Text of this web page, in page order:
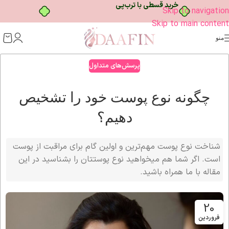
خرید قسطی با ترب‌پیSkip to navigation
Skip to main content
منو
پرسش‌های متداول
چگونه نوع پوست خود را تشخیص
دهیم؟
شناخت نوع پوست مهم‌ترین و اولین گام برای مراقبت از پوست
است. اگر شما هم میخواهید نوع پوستتان را بشناسید در این
مقاله با ما همراه باشید.
20
فروردین